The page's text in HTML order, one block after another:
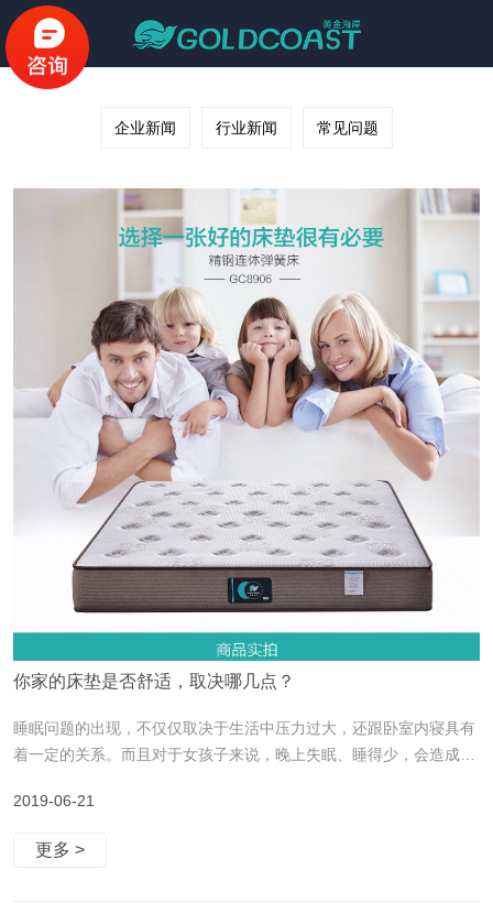
企业新闻 行业新闻 常见问题
你家的床垫是否舒适，取决哪几点？
睡眠问题的出现，不仅仅取决于生活中压力过大，还跟卧室内寝具有
着一定的关系。而且对于女孩子来说，晚上失眠、睡得少，会造成肤
好的护肤品也弥补不了睡眠差的皮肤状态。那么哪些寝具和睡眠有着
适的床垫是非常必要的，什么样的床垫才是健康的？一张床垫健不健
2019-06-21
更多 >